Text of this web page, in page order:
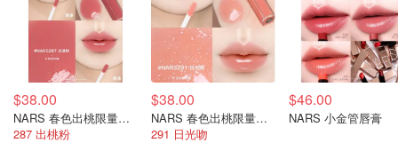
$38.00
NARS 春色出桃限量唇釉
287 出桃粉
$38.00
NARS 春色出桃限量唇釉
291 日光吻
$46.00
NARS 小金管唇膏